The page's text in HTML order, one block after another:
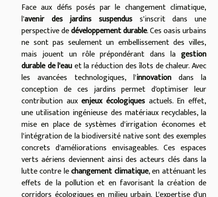
Face aux défis posés par le changement climatique,
l'avenir des jardins suspendus s'inscrit dans une
perspective dedéveloppement durable. Ces oasis urbains
ne sont pas seulement un embellissement des villes,
mais jouent un rôle prépondérant dans la gestion
durable de l'eauet la réduction des îlots de chaleur. Avec
les avancées technologiques, l'innovation dans la
conception de ces jardins permet d'optimiser leur
contribution auxenjeux écologiques actuels. En effet,
une utilisation ingénieuse des matériaux recyclables, la
mise en place de systèmes d'irrigation économes et
l'intégration de la biodiversité native sont des exemples
concrets d'améliorations envisageables. Ces espaces
verts aériens deviennent ainsi des acteurs clés dans la
lutte contre lechangement climatique, en atténuant les
effets de la pollution et en favorisant la création de